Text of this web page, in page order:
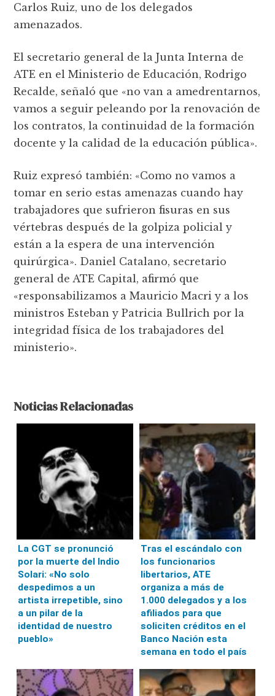
Carlos Ruiz, uno de los delegados
amenazados.
El secretario general de la Junta Interna de
ATE en el Ministerio de Educación, Rodrigo
Recalde, señaló que «no van a amedrentarnos,
vamos a seguir peleando por la renovación de
los contratos, la continuidad de la formación
docente y la calidad de la educación pública».
Ruiz expresó también: «Como no vamos a
tomar en serio estas amenazas cuando hay
trabajadores que sufrieron fisuras en sus
vértebras después de la golpiza policial y
están a la espera de una intervención
quirúrgica». Daniel Catalano, secretario
general de ATE Capital, afirmó que
«responsabilizamos a Mauricio Macri y a los
ministros Esteban y Patricia Bullrich por la
integridad física de los trabajadores del
ministerio».
Noticias Relacionadas
La CGT se pronunció
por la muerte del Indio
Solari: «No solo
despedimos a un
artista irrepetible, sino
a un pilar de la
identidad de nuestro
pueblo»
Tras el escándalo con
los funcionarios
libertarios, ATE
organiza a más de
1.000 delegados y a los
afiliados para que
soliciten créditos en el
Banco Nación esta
semana en todo el país